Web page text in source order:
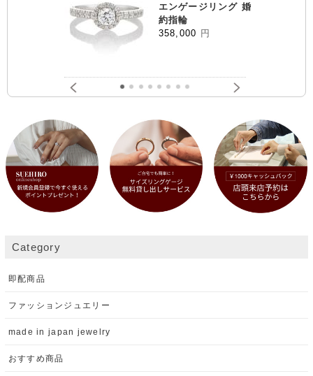
エンゲージリング 婚
約指輪
358,000 円
Category
即配商品
ファッションジュエリー
made in japan jewelry
おすすめ商品